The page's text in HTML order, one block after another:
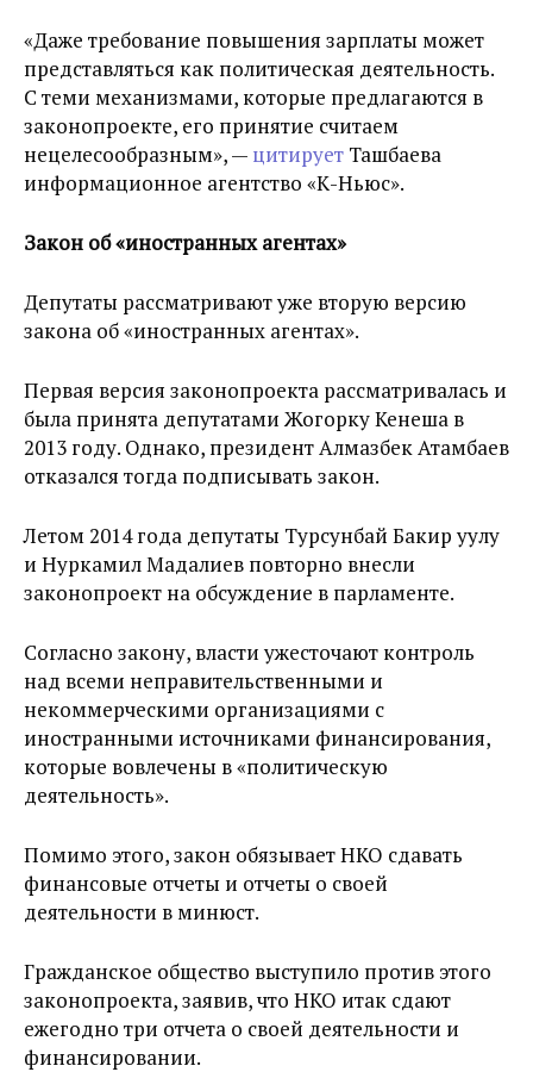
«Даже требование повышения зарплаты может
представляться как политическая деятельность.
С теми механизмами, которые предлагаются в
законопроекте, его принятие считаем
нецелесообразным», — цитирует Ташбаева
информационное агентство «К-Ньюс».
Закон об «иностранных агентах»
Депутаты рассматривают уже вторую версию
закона об «иностранных агентах».
Первая версия законопроекта рассматривалась и
была принята депутатами Жогорку Кенеша в
2013 году. Однако, президент Алмазбек Атамбаев
отказался тогда подписывать закон.
Летом 2014 года депутаты Турсунбай Бакир уулу
и Нуркамил Мадалиев повторно внесли
законопроект на обсуждение в парламенте.
Согласно закону, власти ужесточают контроль
над всеми неправительственными и
некоммерческими организациями с
иностранными источниками финансирования,
которые вовлечены в «политическую
деятельность».
Помимо этого, закон обязывает НКО сдавать
финансовые отчеты и отчеты о своей
деятельности в минюст.
Гражданское общество выступило против этого
законопроекта, заявив, что НКО итак сдают
ежегодно три отчета о своей деятельности и
финансировании.